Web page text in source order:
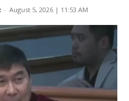
- August 5, 2026 | 11:53 AM